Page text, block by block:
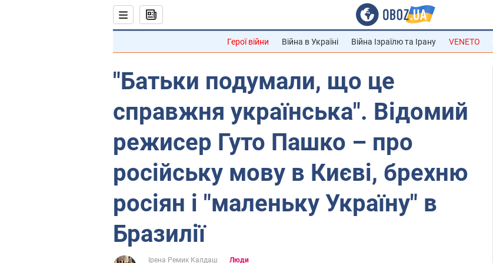
Герої війни Війна в Україні Війна Ізраїлю та Ірану VENETO
"Батьки подумали, що це
справжня українська". Відомий
режисер Гуто Пашко – про
російську мову в Києві, брехню
росіян і "маленьку Україну" в
Бразилії
Ірена Ремик Калдаш
Люди